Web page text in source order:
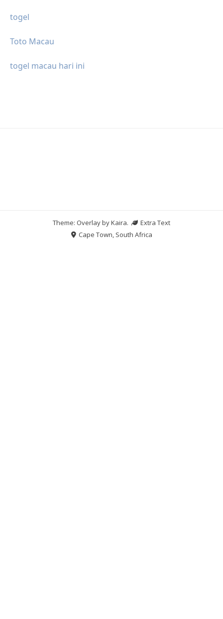
togel
Toto Macau
togel macau hari ini
Theme: Overlay byKaira.
Extra Text
Cape Town, South Africa